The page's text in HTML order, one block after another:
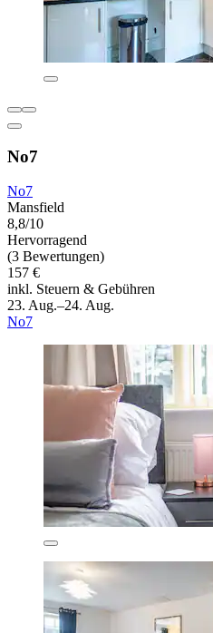
No7
No7
Mansfield
8,8/10
Hervorragend
(3 Bewertungen)
157 €
inkl. Steuern & Gebühren
23. Aug.–24. Aug.
No7